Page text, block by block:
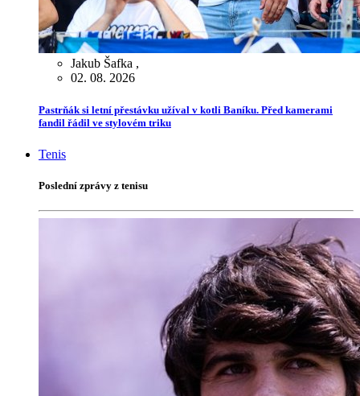
Jakub Šafka ,
02. 08. 2026
Pastrňák si letní přestávku užíval v kotli Baníku. Před kamerami
fandil řádil ve stylovém triku
Tenis
Poslední zprávy z tenisu